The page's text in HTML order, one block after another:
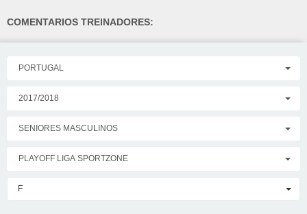
COMENTARIOS TREINADORES:
PORTUGAL
2017/2018
SENIORES MASCULINOS
PLAYOFF LIGA SPORTZONE
F